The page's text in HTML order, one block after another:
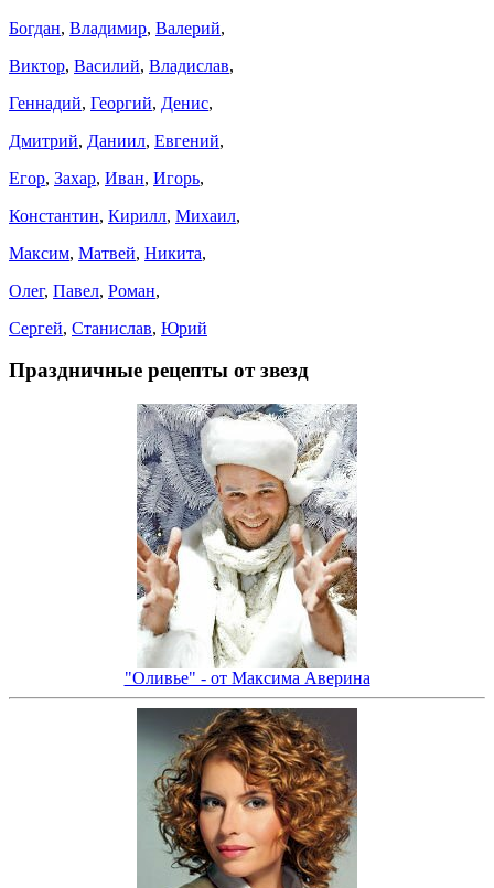
Богдан, Владимир, Валерий,
Виктор, Василий, Владислав,
Геннадий, Георгий, Денис,
Дмитрий, Даниил, Евгений,
Егор, Захар, Иван, Игорь,
Константин, Кирилл, Михаил,
Максим, Матвей, Никита,
Олег, Павел, Роман,
Сергей, Станислав, Юрий
Праздничные рецепты от звезд
"Оливье" - от Максима Аверина